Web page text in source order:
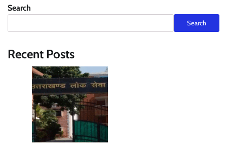
Search
Search
Recent Posts